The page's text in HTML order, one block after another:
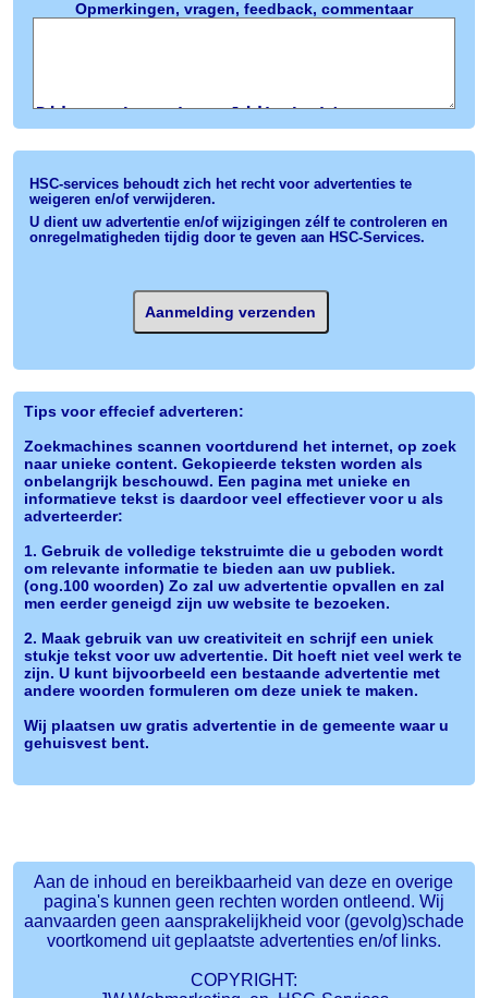
Opmerkingen, vragen, feedback, commentaar
HSC-services behoudt zich het recht voor advertenties te
weigeren en/of verwijderen.
U dient uw advertentie en/of wijzigingen zélf te controleren en
onregelmatigheden tijdig door te geven aan HSC-Services.
Tips voor effecief adverteren:
Zoekmachines scannen voortdurend het internet, op zoek
naar unieke content. Gekopieerde teksten worden als
onbelangrijk beschouwd. Een pagina met unieke en
informatieve tekst is daardoor veel effectiever voor u als
adverteerder:
1. Gebruik de volledige tekstruimte die u geboden wordt
om relevante informatie te bieden aan uw publiek.
(ong.100 woorden) Zo zal uw advertentie opvallen en zal
men eerder geneigd zijn uw website te bezoeken.
2. Maak gebruik van uw creativiteit en schrijf een uniek
stukje tekst voor uw advertentie. Dit hoeft niet veel werk te
zijn. U kunt bijvoorbeeld een bestaande advertentie met
andere woorden formuleren om deze uniek te maken.
Wij plaatsen uw gratis advertentie in de gemeente waar u
gehuisvest bent.
Aan de inhoud en bereikbaarheid van deze en overige
pagina's kunnen geen rechten worden ontleend. Wij
aanvaarden geen aansprakelijkheid voor (gevolg)schade
voortkomend uit geplaatste advertenties en/of links.
COPYRIGHT: